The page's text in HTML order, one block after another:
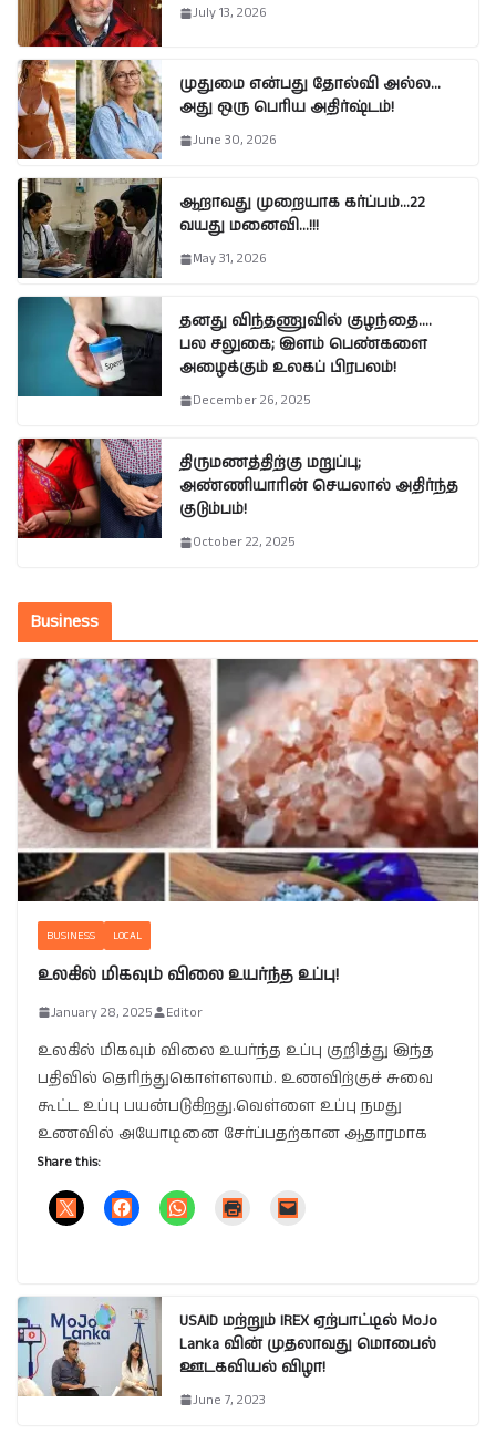
July 13, 2026
முதுமை என்பது தோல்வி அல்ல…
அது ஒரு பெரிய அதிர்ஷ்டம்!
June 30, 2026
ஆறாவது முறையாக கர்ப்பம்…22
வயது மனைவி…!!!
May 31, 2026
தனது விந்தணுவில் குழந்தை….
பல சலுகை; இளம் பெண்களை
அழைக்கும் உலகப் பிரபலம்!
December 26, 2025
திருமணத்திற்கு மறுப்பு;
அண்ணியாரின் செயலால் அதிர்ந்த
குடும்பம்!
October 22, 2025
Business
BUSINESS LOCAL
உலகில் மிகவும் விலை உயர்ந்த உப்பு!
January 28, 2025 Editor
உலகில் மிகவும் விலை உயர்ந்த உப்பு குறித்து இந்த
பதிவில் தெரிந்துகொள்ளலாம். உணவிற்குச் சுவை
கூட்ட உப்பு பயன்படுகிறது.வெள்ளை உப்பு நமது
உணவில் அயோடினை சேர்ப்பதற்கான ஆதாரமாக
Share this:
USAID மற்றும் IREX ஏற்பாட்டில் MoJo
Lanka வின் முதலாவது மொபைல்
ஊடகவியல் விழா!
June 7, 2023